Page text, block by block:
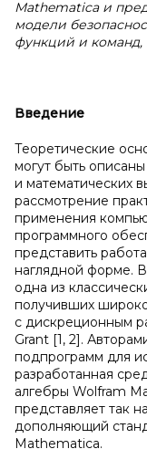
Mathematica и
модели
функций и команд,
Введение
Теоретические
могут быть
и математических
рассмотрение
применения
программного
представить
наглядной форме. В
одна из
получивших
с дискреционным
Grant [1, 2].
подпрограмм для
разработанная
алгебры Wolfram
представляет так
дополняющий
Mathematica.